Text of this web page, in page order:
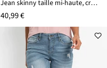
Jean skinny taille mi-haute, cropped
40,99 €